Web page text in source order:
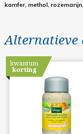
kamfer, methol,
Alternatieve
kwantum
korting